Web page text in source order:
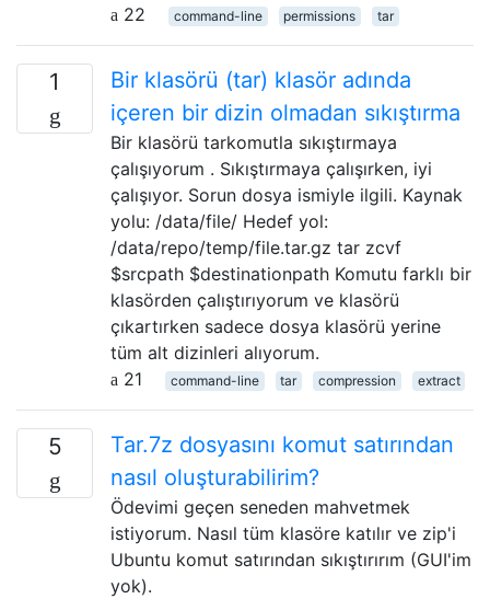
22
command-line permissions tar
1
Bir klasörü (tar) klasör adında
içeren bir dizin olmadan sıkıştırma
Bir klasörü tarkomutla sıkıştırmaya
çalışıyorum . Sıkıştırmaya çalışırken, iyi
çalışıyor. Sorun dosya ismiyle ilgili. Kaynak
yolu: /data/file/ Hedef yol:
/data/repo/temp/file.tar.gz tar zcvf
$srcpath $destinationpath Komutu farklı bir
klasörden çalıştırıyorum ve klasörü
çıkartırken sadece dosya klasörü yerine
tüm alt dizinleri alıyorum.
21
command-line tar compression extract
5
Tar.7z dosyasını komut satırından
nasıl oluşturabilirim?
Ödevimi geçen seneden mahvetmek
istiyorum. Nasıl tüm klasöre katılır ve zip'i
Ubuntu komut satırından sıkıştırırım (GUI'im
yok).